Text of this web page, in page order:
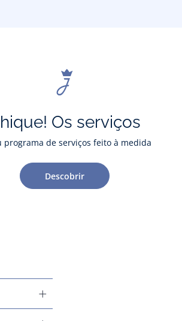
Os serviços
programa de serviços feito à medida
Descobrir